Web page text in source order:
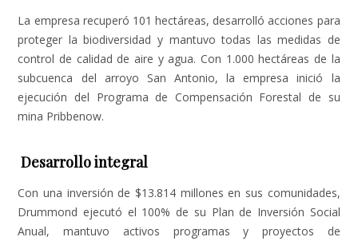
La empresa recuperó 101 hectáreas, desarrolló acciones para
proteger la biodiversidad y mantuvo todas las medidas de
control de calidad de aire y agua. Con 1.000 hectáreas de la
subcuenca del arroyo San Antonio, la empresa inició la
ejecución del Programa de Compensación Forestal de su
mina Pribbenow.
Desarrollo integral
Con una inversión de $13.814 millones en sus comunidades,
Drummond ejecutó el 100% de su Plan de Inversión Social
Anual, mantuvo activos programas y proyectos de